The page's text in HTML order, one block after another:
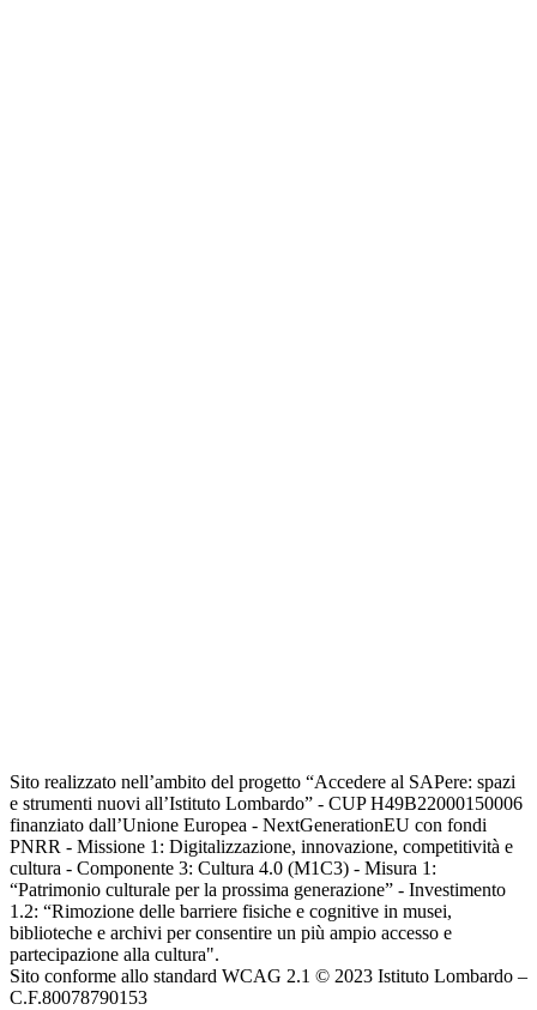
Sito realizzato nell’ambito del progetto “Accedere al SAPere: spazi
e strumenti nuovi all’Istituto Lombardo” - CUP H49B22000150006
finanziato dall’Unione Europea - NextGenerationEU con fondi
PNRR - Missione 1: Digitalizzazione, innovazione, competitività e
cultura - Componente 3: Cultura 4.0 (M1C3) - Misura 1:
“Patrimonio culturale per la prossima generazione” - Investimento
1.2: “Rimozione delle barriere fisiche e cognitive in musei,
biblioteche e archivi per consentire un più ampio accesso e
partecipazione alla cultura".
Sito conforme allo standard WCAG 2.1 © 2023 Istituto Lombardo –
C.F.80078790153